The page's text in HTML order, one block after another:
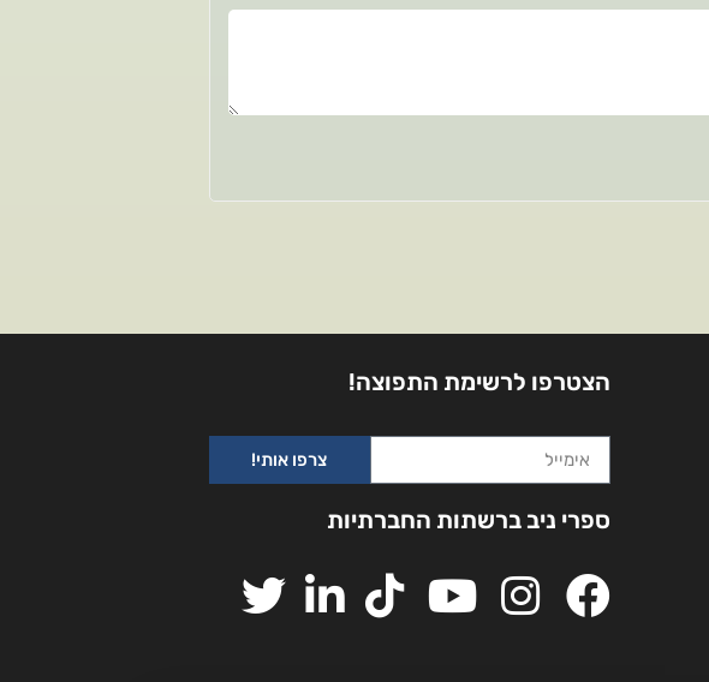
הצטרפו לרשימת התפוצה!
צרפו אותי!
ספרי ניב ברשתות החברתיות